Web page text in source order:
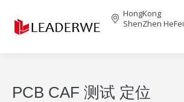
HongKong
ShenZhen HeFei
PCB CAF 测试 定位